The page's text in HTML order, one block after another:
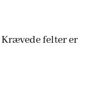
Krævede felter er